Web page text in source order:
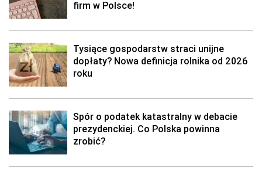
firm w Polsce!
Tysiące gospodarstw straci unijne
dopłaty? Nowa definicja rolnika od 2026
roku
Spór o podatek katastralny w debacie
prezydenckiej. Co Polska powinna
zrobić?